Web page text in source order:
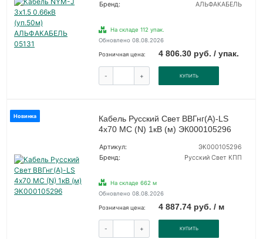
Бренд:
АЛЬФАКАБЕЛЬ
На складе 112 упак.
Обновлено 08.08.2026
Розничная цена: 4 806.30 руб. / упак.
- + КУПИТЬ
Новинка
Кабель Русский Свет ВВГнг(А)-LS
4х70 МС (N) 1кВ (м) ЭК000105296
Артикул:
ЭК000105296
Бренд:
Русский Свет КПП
На складе 662 м
Обновлено 08.08.2026
Розничная цена: 4 887.74 руб. / м
- + КУПИТЬ